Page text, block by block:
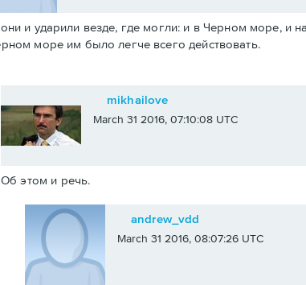
и ударили везде, где могли: и в Черном море, и
море им было легче всего действовать.
mikhailove
March 31 2016, 07:10:08 UTC
Об этом и речь.
andrew_vdd
March 31 2016, 08:07:26 UTC